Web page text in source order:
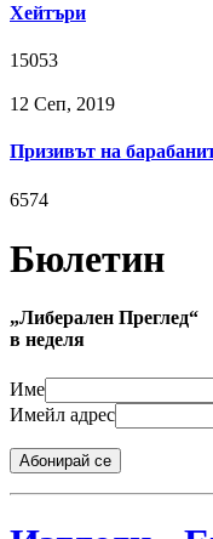
Хейтъри
15053
12 Сeп, 2019
Призивът на
6574
Бюлетин
„Либерален Преглед“
в неделя
Име
Имейл адрес
Абонирай се